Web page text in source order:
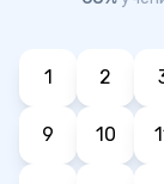
1 2
9 10